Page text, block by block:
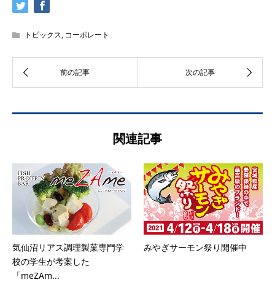
トピックス, コーポレート
関連記事
気仙沼リアス調理製菓専門学
校の学生が考案した
「meZAm...
みやぎサーモン祭り開催中